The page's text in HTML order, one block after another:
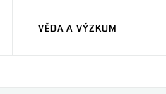
VĚDA A VÝZKUM